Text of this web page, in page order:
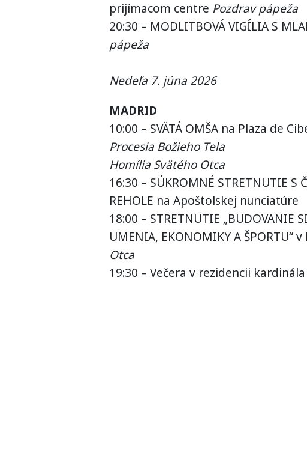
prijímacom centre Pozdrav pápeža
20:30 – MODLITBOVÁ VIGÍLIA S
pápeža
Nedeľa 7. júna 2026
MADRID
10:00 – SVÄTÁ OMŠA na Plaza de
Procesia Božieho Tela
Homília Svätého Otca
16:30 – SÚKROMNÉ STRETNUTIE S
REHOLE na Apoštolskej nunciatúre
18:00 – STRETNUTIE „BUDOVANIE
UMENIA, EKONOMIKY A ŠPORTU“
Otca
19:30 – Večera v rezidencii